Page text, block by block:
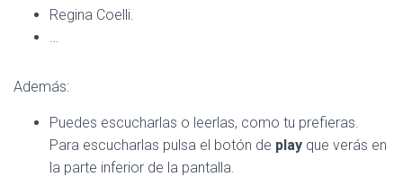
Regina Coelli.
…
Además:
Puedes escucharlas o leerlas, como tu prefieras.
Para escucharlas pulsa el botón de play que verás en
la parte inferior de la pantalla.